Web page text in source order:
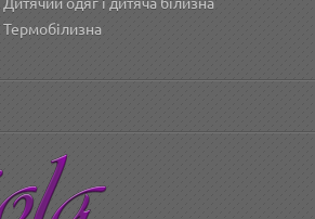
Термобілизна